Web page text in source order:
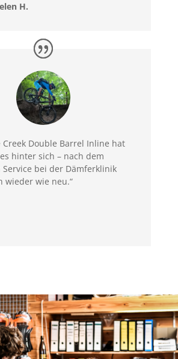
H.
Creek Double Barrel Inline hat
hinter sich – nach dem
Service bei der Dämferklinik
wieder wie neu.“